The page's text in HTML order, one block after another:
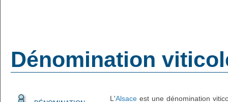
Dénomination
L'Alsace est une dénomination